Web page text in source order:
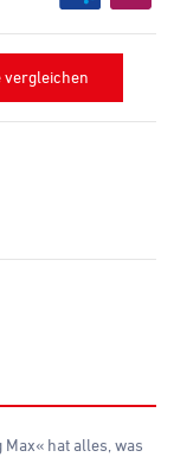
vergleichen
hat alles, was